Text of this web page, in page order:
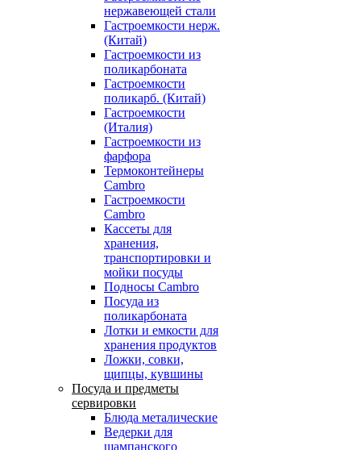
нержавеющей стали
Гастроемкости нерж.
(Китай)
Гастроемкости из
поликарбоната
Гастроемкости
поликарб. (Китай)
Гастроемкости
(Италия)
Гастроемкости из
фарфора
Термоконтейнеры
Cambro
Гастроемкости
Cambro
Кассеты для
хранения,
транспортировки и
мойки посуды
Подносы Cambro
Посуда из
поликарбоната
Лотки и емкости для
хранения продуктов
Ложки, совки,
щипцы, кувшины
Посуда и предметы
сервировки
Блюда металические
Ведерки для
шампанского